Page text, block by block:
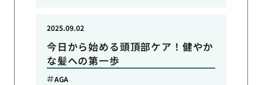
今日から始める頭頂部ケア！健やか
な髪への第一歩
2025.09.02
AGA